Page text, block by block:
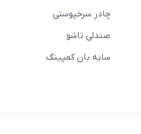
چادر سرخپوستی
صندلی تاشو
سایه بان کمپینگ